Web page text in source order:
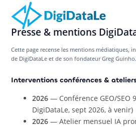
Presse & mentions
Cette page recense les mentions médiatiques,
de DigiDataLe et de son fondateur Greg
Interventions conférences &
2026 — Conférence GEO/SEO
DigiDataLe, sept 2026, à venir)
2026 — Atelier mensuel IA